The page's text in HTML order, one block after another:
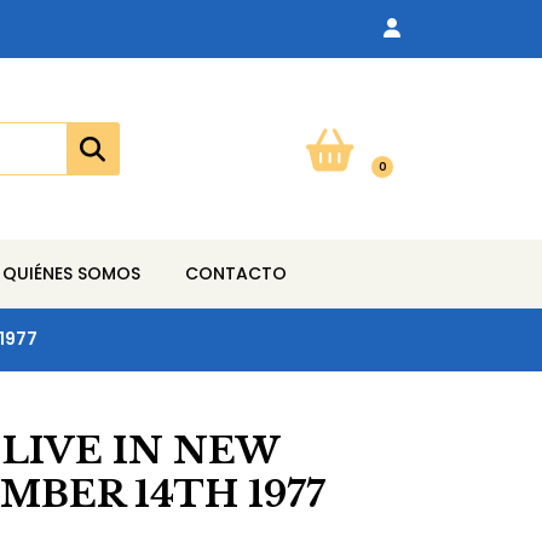
0
QUIÉNES SOMOS CONTACTO
IN NEW
14TH 1977